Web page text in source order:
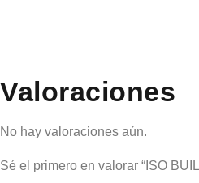
Valoraciones
No hay valoraciones aún.
Sé el primero en valorar “ISO